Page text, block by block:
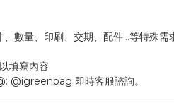
寸、數量、印刷、交期、配件...等特殊需
填寫內容
@igreenbag 即時客服諮詢。